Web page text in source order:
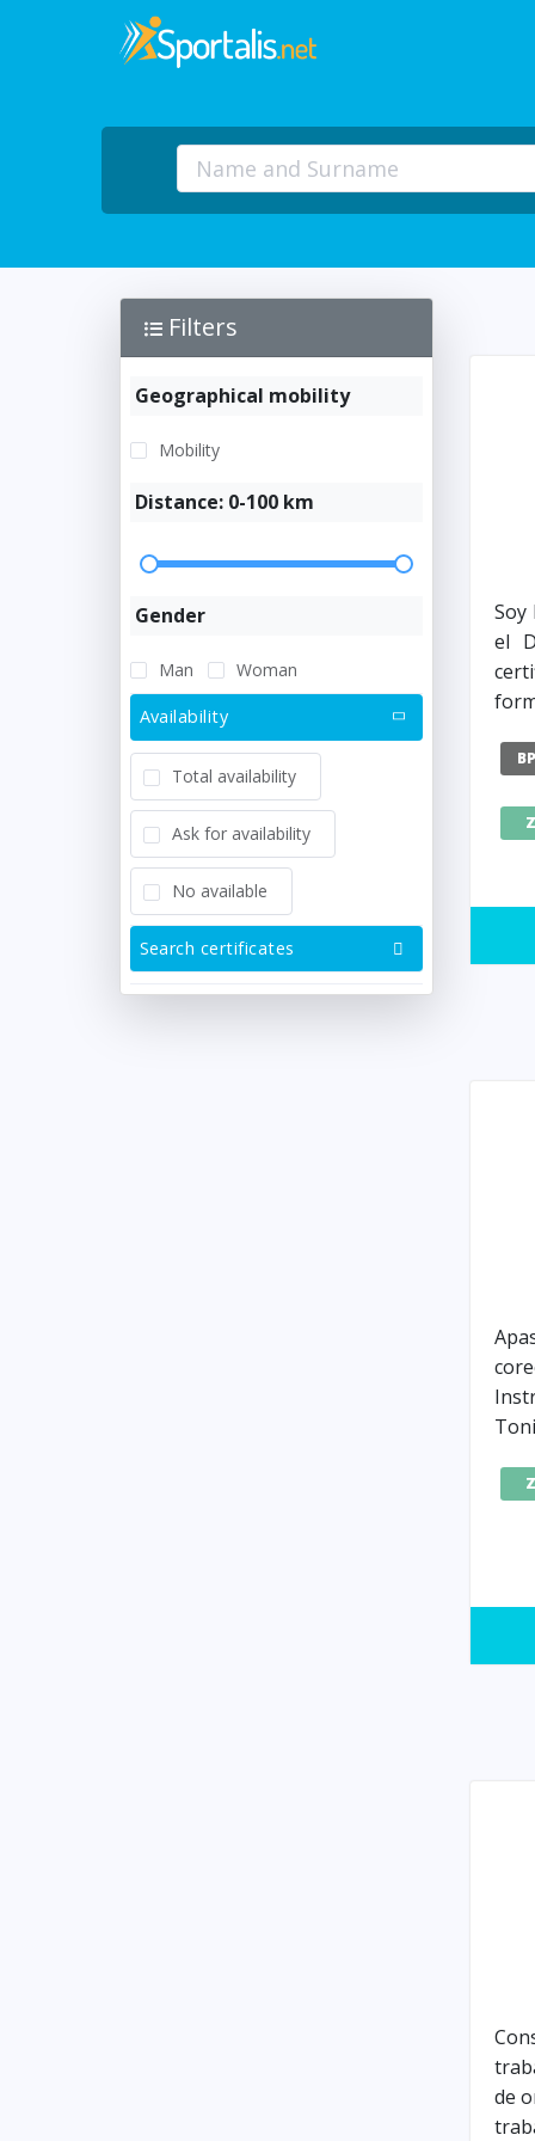
Filters
Geographical mobility
Mobility
Distance: 0-100 km
Gender
Man Woman
Availability
Total availability
Ask for availability
No available
Search certificates
Soy
el
Z
Z
de